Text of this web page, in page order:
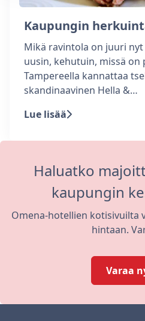
Kaupungin
Mikä ravintola on juuri
uusin, kehutuin, missä on
Tampereella kannattaa
skandinaavinen Hella &…
Lue lisää
Haluatko
kaupungin
Omena-hotellien kotisivuilta
hintaan.
Varaa